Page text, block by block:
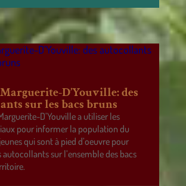
D’Youville: des
sur les bacs bruns
D’Youville a utiliser les
pour informer la population du
qui sont à pied d’oeuvre pour
autocollants sur l’ensemble des bacs